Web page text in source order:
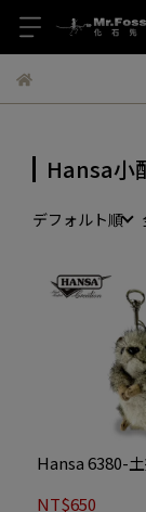
Hansa小
デフォルト順
Hansa 6380-
NT$650